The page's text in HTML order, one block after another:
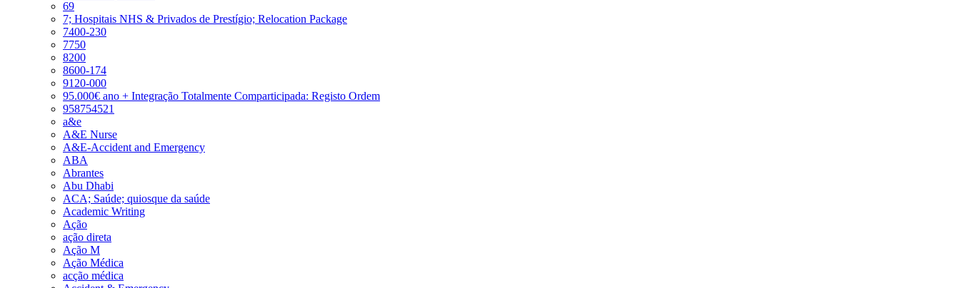
69
7; Hospitais NHS & Privados de Prestígio; Relocation Package
7400-230
7750
8200
8600-174
9120-000
95.000€ ano + Integração Totalmente Comparticipada: Registo Ordem
958754521
a&e
A&E Nurse
A&E-Accident and Emergency
ABA
Abrantes
Abu Dhabi
ACA; Saúde; quiosque da saúde
Academic Writing
Ação
ação direta
Ação M
Ação Médica
acção médica